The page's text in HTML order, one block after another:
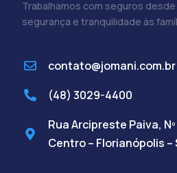
Trabalhamos com seguros desde
segurança e tranquilidade às
contato@jomani.com.br
(48) 3029-4400
Rua Arcipreste Paiva, Nº
Centro – Florianópolis –